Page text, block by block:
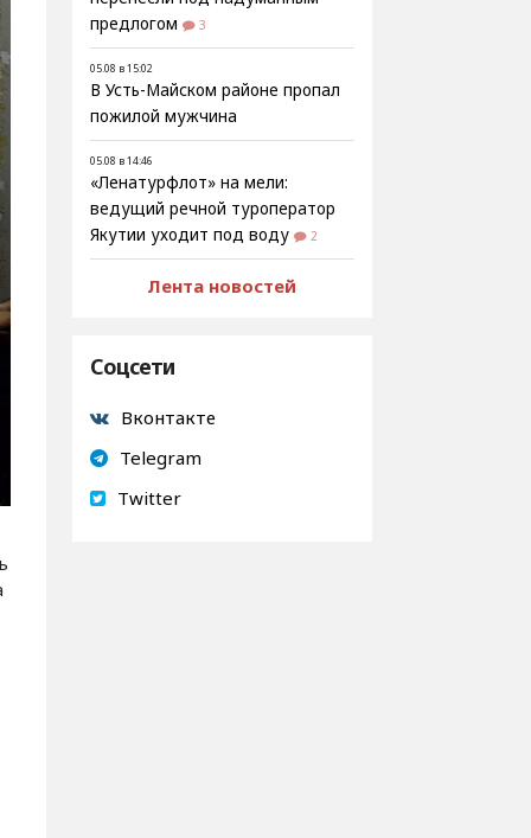
предлогом
3
05.08 в 15:02
В Усть-Майском районе пропал
пожилой мужчина
05.08 в 14:46
«Ленатурфлот» на мели:
ведущий речной туроператор
Якутии уходит под воду
2
Лента новостей
Соцсети
Вконтакте
Telegram
Twitter